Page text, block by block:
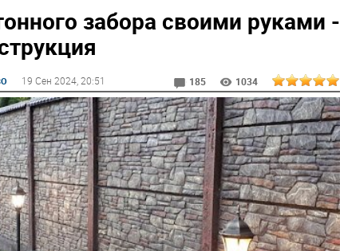
забора своими руками -
19 Сен 2024, 20:51 185 1034